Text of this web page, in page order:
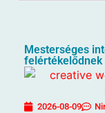
Mesterséges
felértékelődnek
2026-08-09